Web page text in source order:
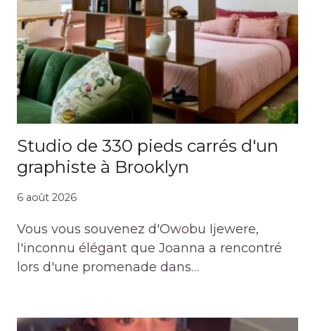
Studio de 330 pieds carrés d'un
graphiste à Brooklyn
6 août 2026
Vous vous souvenez d'Owobu Ijewere,
l'inconnu élégant que Joanna a rencontré
lors d'une promenade dans…